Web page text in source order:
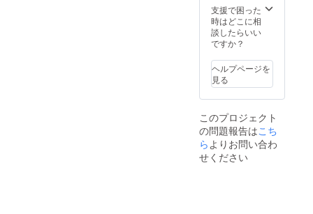
150-
0002
号 市区
町村 都
道府県
郵便番
Taro
Yamad
a
Shibuy
Chome
−22−3
Shibuy
a
Higashi
下記順
番にて
お名前
とお届
ローマ
字にて
ご記入
いただ
ようご
協力く
ださ
い： お
名前 町
支援で困った
時はどこに相
談したらいい
ですか？
ヘルプページを
見る
このプロジェクト
の問題報告はこち
ら よりお問い合わ
せください